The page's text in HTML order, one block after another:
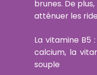
brunes. De
atténuer les
La vitamine B5
calcium, la
souple